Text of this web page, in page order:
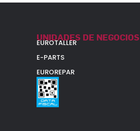
UNIDADES DE NEGOCIOS
EUROTALLER
E-PARTS
EUROREPAR